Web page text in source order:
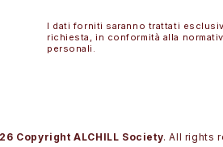
I dati forniti saranno trattati
richiesta, in conformità alla
personali.
Copyright ALCHILL Society. All rights